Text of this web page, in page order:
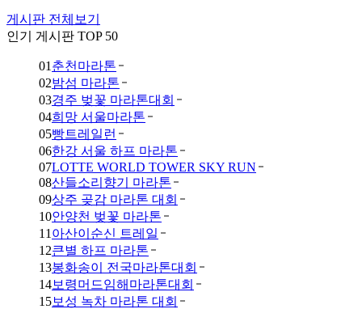
게시판 전체보기
인기 게시판 TOP 50
01 춘천마라톤
02밤섬 마라톤
03경주 벚꽃 마라톤대회
04희망 서울마라톤
05빵트레일런
06한강 서울 하프 마라톤
07LOTTE WORLD TOWER SKY RUN
08산들소리향기 마라톤
09상주 곶감 마라톤 대회
10안양천 벚꽃 마라톤
11 아산이순신 트레일
12큰별 하프 마라톤
13봉화송이 전국마라톤대회
14보령머드임해마라톤대회
15보성 녹차 마라톤 대회